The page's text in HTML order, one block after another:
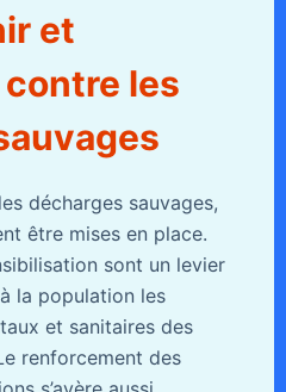
et
les
décharges sauvages,
être mises en place.
sont un levier
la population les
et sanitaires des
renforcement des